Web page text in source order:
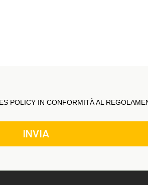
POLICY IN CONFORMITÀ AL
INVIA